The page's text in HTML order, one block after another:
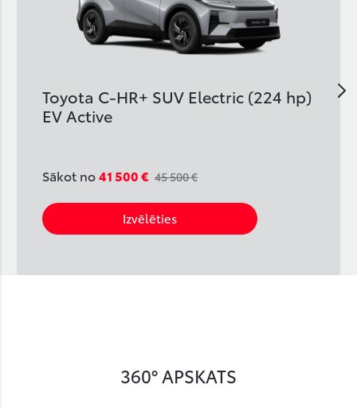
Toyota C-HR+ SUV Electric (224 hp)
EV Active
Sākot no41 500 € 45 500 €
Izvēlēties
360° APSKATS